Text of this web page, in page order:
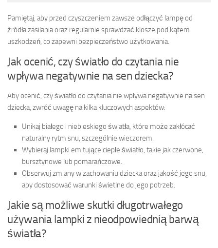
Pamiętaj, aby przed czyszczeniem zawsze odłączyć lampę od
źródła zasilania oraz regularnie sprawdzać klosze pod kątem
uszkodzeń, co zapewni bezpieczeństwo użytkowania.
Jak ocenić, czy światło do czytania nie
wpływa negatywnie na sen dziecka?
Aby ocenić, czy światło do czytania nie wpływa negatywnie na sen
dziecka, zwróć uwagę na kilka kluczowych aspektów:
Unikaj białego i niebieskiego światła, które może zakłócać
naturalny rytm snu, szczególnie wieczorem.
Wybieraj lampki emitujące ciepłe światło, takie jak czerwone,
bursztynowe lub pomarańczowe.
Obserwuj zmiany w zachowaniu dziecka oraz jakość jego snu,
aby dostosować warunki świetlne do jego potrzeb.
Jakie są możliwe skutki długotrwałego
używania lampki z nieodpowiednią barwą
światła?